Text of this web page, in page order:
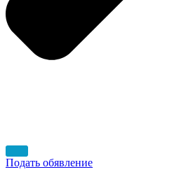
Подать обявление